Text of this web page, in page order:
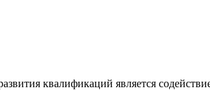
квалификаций является